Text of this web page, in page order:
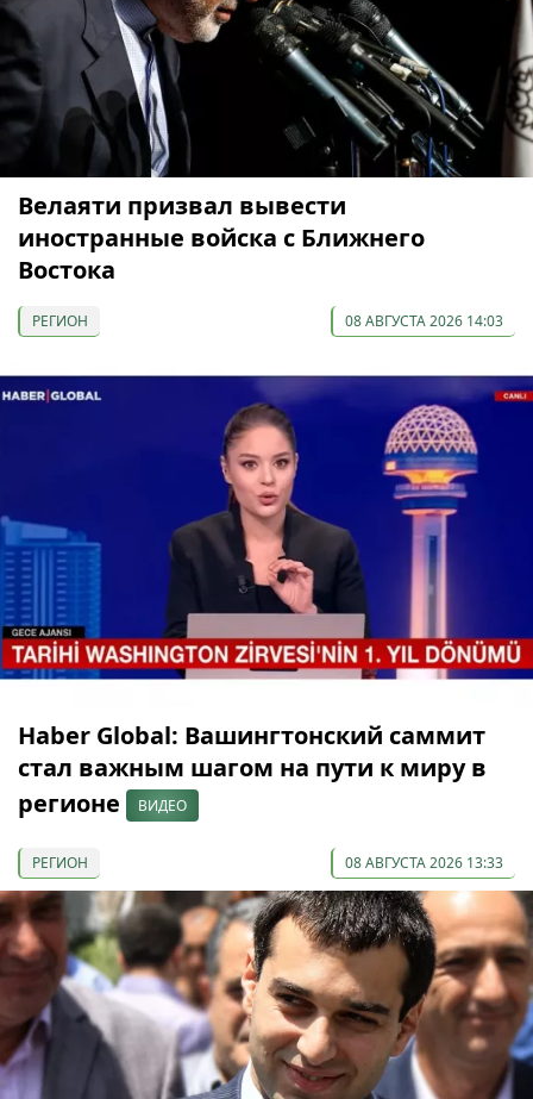
Велаяти призвал вывести
иностранные войска с Ближнего
Востока
РЕГИОН 08 АВГУСТА 2026 14:03
Haber Global: Вашингтонский саммит
стал важным шагом на пути к миру в
регионе
ВИДЕО
РЕГИОН 08 АВГУСТА 2026 13:33